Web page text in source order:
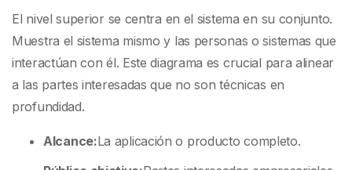
El nivel superior se centra en el sistema en su conjunto.
Muestra el sistema mismo y las personas o sistemas que
interactúan con él. Este diagrama es crucial para alinear
a las partes interesadas que no son técnicas en
profundidad.
Alcance:La aplicación o producto completo.